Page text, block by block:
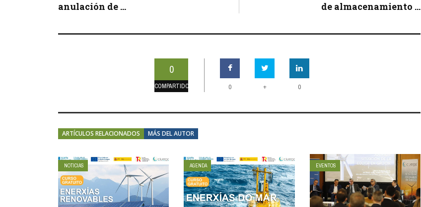
anulación de ...
de almacenamiento ...
0
COMPARTIDOS 0 + 0
ARTÍCULOS RELACIONADOS MÁS DEL AUTOR
NOTICIAS AGENDA EVENTOS